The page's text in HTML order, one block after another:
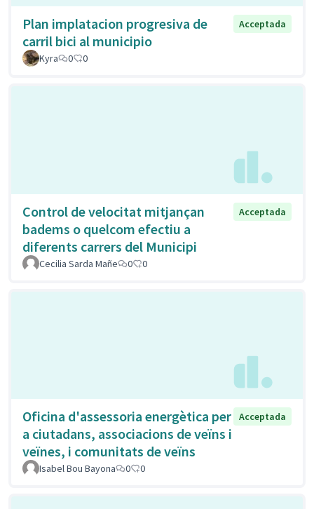
Plan implatacion progresiva de
carril bici al municipio
Acceptada
Kyra 0 0
Control de velocitat mitjançan
badems o quelcom efectiu a
diferents carrers del Municipi
Acceptada
Cecilia Sarda Mañe 0 0
Oficina d'assessoria energètica per
a ciutadans, associacions de veïns i
veïnes, i comunitats de veïns
Acceptada
Isabel Bou Bayona 0 0